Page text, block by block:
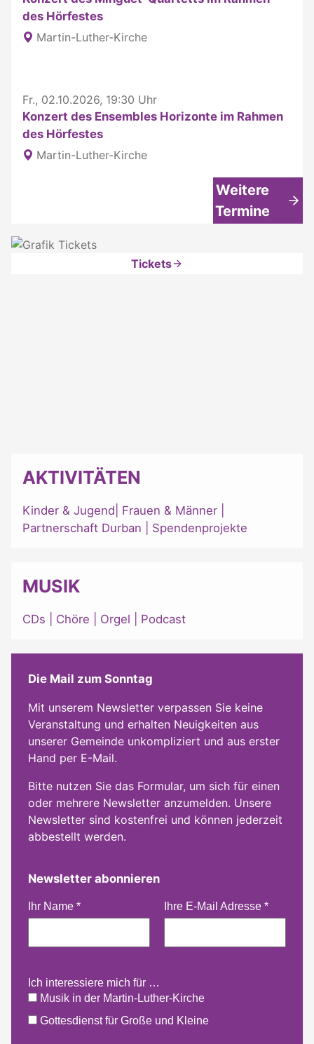
des Hörfestes
Martin-Luther-Kirche
Fr., 02.10.2026, 19:30 Uhr
Konzert des Ensembles Horizonte im Rahmen
des Hörfestes
Martin-Luther-Kirche
Weitere
Termine
Tickets
AKTIVITÄTEN
Kinder & Jugend Frauen & Männer
Partnerschaft Durban
Spendenprojekte
MUSIK
CDs Chöre Orgel Podcast
Die Mail zum Sonntag
Mit unserem Newsletter verpassen Sie keine
Veranstaltung und erhalten Neuigkeiten aus
unserer Gemeinde unkompliziert und aus erster
Hand per E-Mail.
Bitte nutzen Sie das Formular, um sich für einen
oder mehrere Newsletter anzumelden. Unsere
Newsletter sind kostenfrei und können jederzeit
abbestellt werden.
Newsletter abonnieren
Ihr Name * Ihre E-Mail Adresse *
Ich interessiere mich für …
Musik in der Martin-Luther-Kirche
Gottesdienst für Große und Kleine